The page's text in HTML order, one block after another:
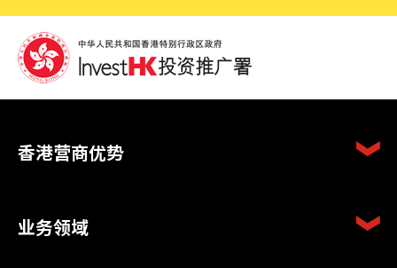
香港营商优势
业务领域